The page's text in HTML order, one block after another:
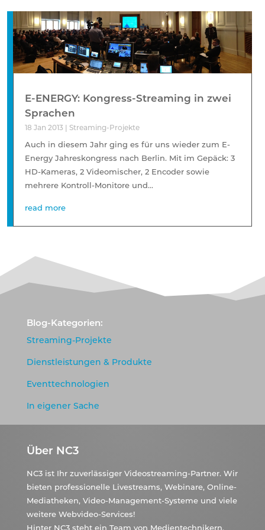
E-ENERGY: Kongress-Streaming in zwei
Sprachen
18 Jan 2013 | Streaming-Projekte
Auch in diesem Jahr ging es für uns wieder zum E-
Energy Jahreskongress nach Berlin. Mit im Gepäck: 3
HD-Kameras, 2 Videomischer, 2 Encoder sowie
mehrere Kontroll-Monitore und...
read more
Blog-Kategorien:
Streaming-Projekte
Dienstleistungen & Produkte
Eventtechnologien
In eigener Sache
Über NC3
NC3 ist Ihr zuverlässiger Videostreaming-Partner. Wir
bieten professionelle Livestreams, Webinare, Online-
Mediatheken, Video-Management-Systeme und viele
weitere Webvideo-Services!
Hinter NC3 steht ein Team von Medientechnikern,